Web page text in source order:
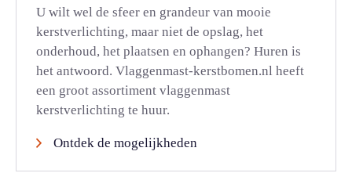
U wilt wel de sfeer en grandeur van mooie
kerstverlichting, maar niet de opslag, het
onderhoud, het plaatsen en ophangen? Huren is
het antwoord. Vlaggenmast-kerstbomen.nl heeft
een groot assortiment vlaggenmast
kerstverlichting te huur.
Ontdek de mogelijkheden